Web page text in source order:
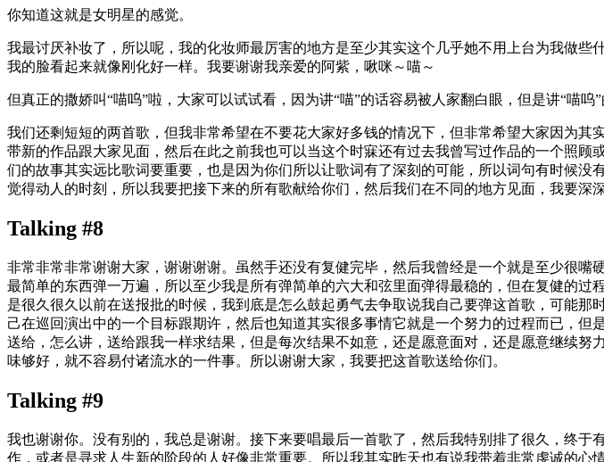
你知道这就是女明星的感觉。
我最讨厌补妆了，所以呢，我的化妆师最厉害的地方是至少其实这个几乎她不用上台为我做
我的脸看起来就像刚化好一样。我要谢谢我亲爱的阿紫，啾咪～喵～
但真正的撒娇叫“喵呜”啦，大家可以试试看，因为讲“喵”的话容易被人家翻白眼，但是讲“喵呜
我们还剩短短的两首歌，但我非常希望在不要花大家好多钱的情况下，但非常希望大家因为
带新的作品跟大家见面，然后在此之前我也可以当这个时寐还有过去我曾写过作品的一个照
们的故事其实远比歌词要重要，也是因为你们所以让歌词有了深刻的可能，所以词句有时候
觉得动人的时刻，所以我要把接下来的所有歌献给你们，然后我们在不同的地方见面，我要深
Talking #8
非常非常非常谢谢大家，谢谢谢谢。虽然手还没有复健完毕，然后我曾经是一个就是至少很
最简单的东西弹一万遍，所以至少我是所有弹简单的六大和弦里面弹得最稳的，但在复健的
是很久很久以前在送报批的时候，我到底是怎么鼓起勇气去争取说我自己要弹这首歌，可能
己在巡回演出中的一个目标跟期许，然后也知道其实很多事情它就是一个努力的过程而已，
送给，怎么讲，送给跟我一样求结果，但是每次结果不如意，还是愿意面对，还是愿意继续
味够好，就不容易付诸流水的一件事。所以谢谢大家，我要把这首歌送给你们。
Talking #9
我也谢谢你。没有别的，我总是谢谢。接下来要唱最后一首歌了，然后我特别排了很久，终
作，或者是寻求人生新的阶段的人好像非常重要。所以我其实昨天也有说我带着非常虔诚的